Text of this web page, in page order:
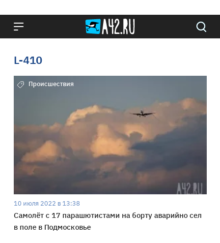
L-410
Происшествия
10 июля 2022 в 13:38
Самолёт с 17 парашютистами на борту аварийно сел
в поле в Подмосковье